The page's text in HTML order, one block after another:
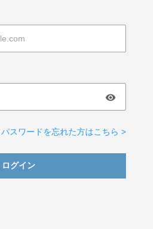
パスワードを忘れた方はこちら >
ログイン